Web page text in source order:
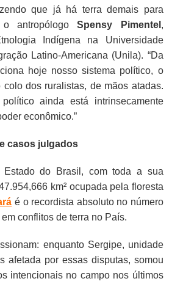
que já há terra demais para
o antropólogoSpensy Pimentel ,
Indígena na Universidade
Latino-Americana (Unila). “Da
hoje nosso sistema político, o
colo dos ruralistas, de mãos atadas.
ainda está intrinsecamente
econômico.”
casos julgados
Estado do Brasil, com toda a sua
km² ocupada pela floresta
é o recordista absoluto no número
conflitos de terra no País.
enquanto Sergipe, unidade
afetada por essas disputas, somou
intencionais no campo nos últimos